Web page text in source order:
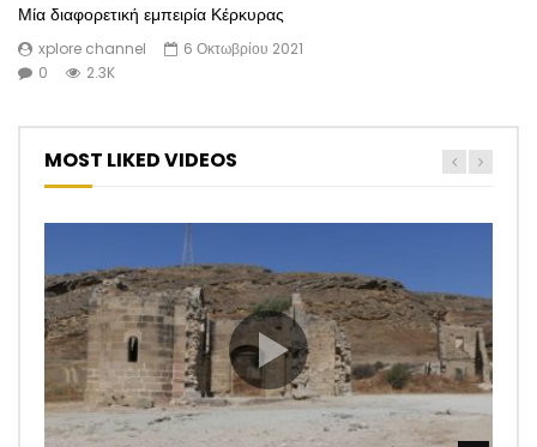
Μία διαφορετική εμπειρία Κέρκυρας
xplore channel
6 Οκτωβρίου 2021
0
2.3K
MOST LIKED VIDEOS